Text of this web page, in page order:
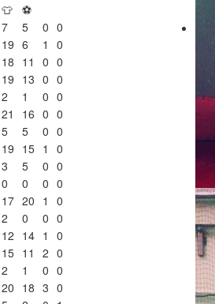
👕 ⚽
7 5 0 0
19 6 1
0
18 11 0 0
19 13 0 0
2 1 0 0
21 16 0 0
5 5 0 0
19 15 1
0
3 5 0 0
0 0 0 0
17 20 1
0
2 0 0 0
12 14 1
0
15 11 2 0
2 1 0 0
20 18 3 0